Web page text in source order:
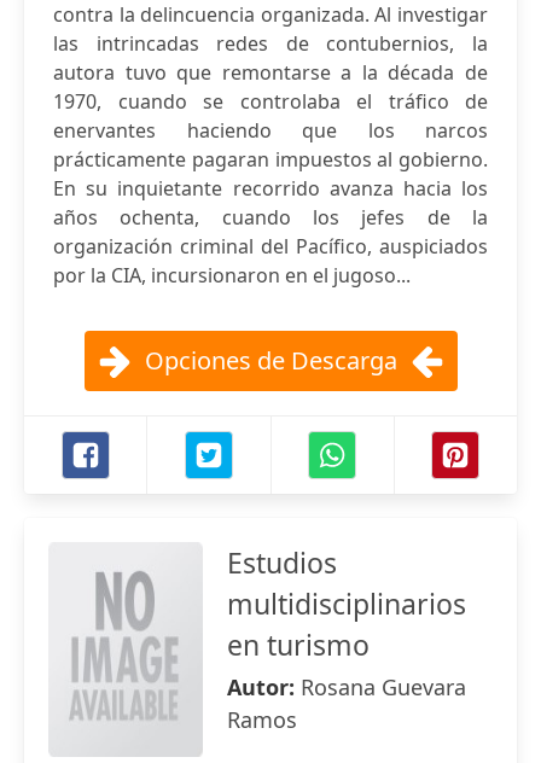
contra la delincuencia organizada. Al investigar
las intrincadas redes de contubernios, la
autora tuvo que remontarse a la década de
1970, cuando se controlaba el tráfico de
enervantes haciendo que los narcos
prácticamente pagaran impuestos al gobierno.
En su inquietante recorrido avanza hacia los
años ochenta, cuando los jefes de la
organización criminal del Pacífico, auspiciados
por la CIA, incursionaron en el jugoso...
Opciones de Descarga
Estudios
multidisciplinarios
en turismo
Autor: Rosana Guevara
Ramos